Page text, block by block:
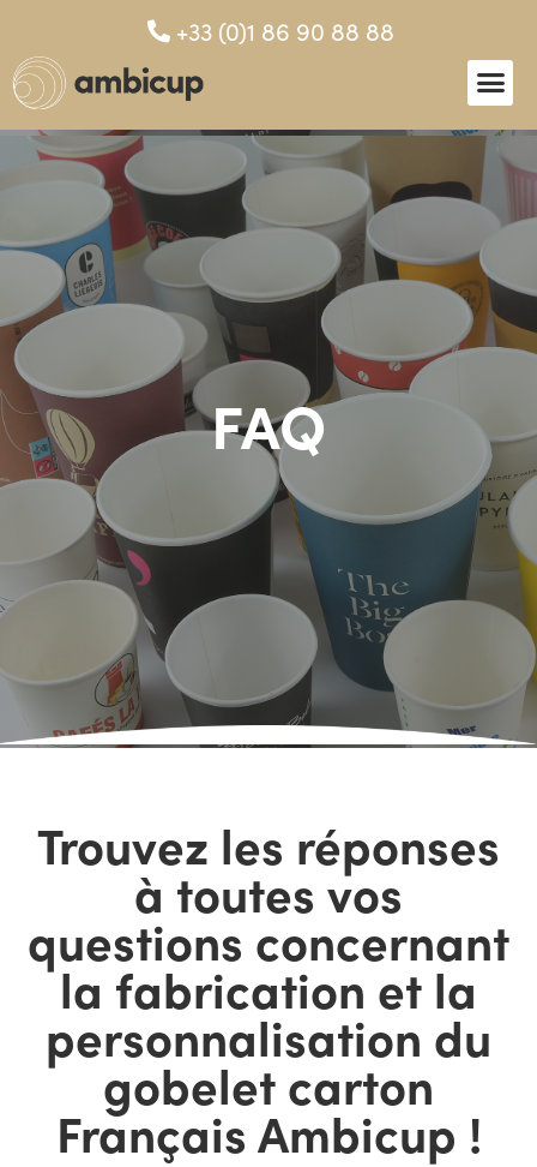
+33 (0)1 86 90 88 88
FAQ
Trouvez les réponses
à toutes vos
questions concernant
la fabrication et la
personnalisation du
gobelet carton
Français Ambicup !